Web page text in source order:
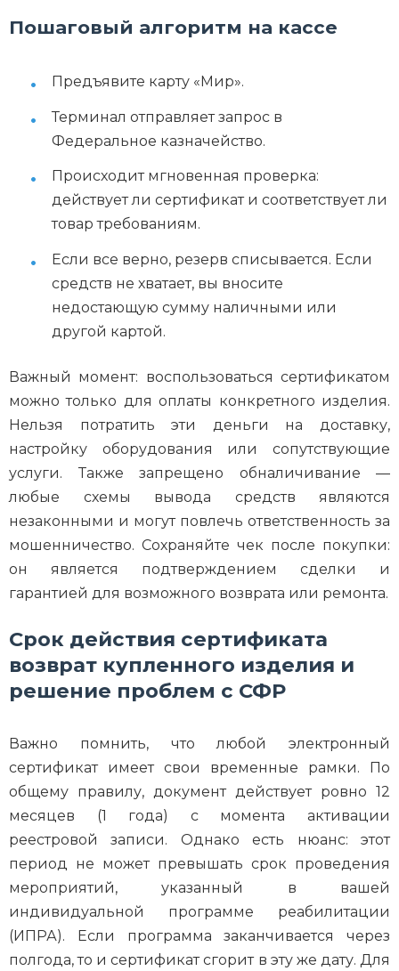
Пошаговый алгоритм на кассе
Предъявите карту «Мир».
Терминал отправляет запрос в
Федеральное казначейство.
Происходит мгновенная проверка:
действует ли сертификат и соответствует ли
товар требованиям.
Если все верно, резерв списывается. Если
средств не хватает, вы вносите
недостающую сумму наличными или
другой картой.
Важный момент: воспользоваться сертификатом
можно только для оплаты конкретного изделия.
Нельзя потратить эти деньги на доставку,
настройку оборудования или сопутствующие
услуги. Также запрещено обналичивание —
любые схемы вывода средств являются
незаконными и могут повлечь ответственность за
мошенничество. Сохраняйте чек после покупки:
он является подтверждением сделки и
гарантией для возможного возврата или ремонта.
Срок действия сертификата
возврат купленного изделия и
решение проблем с СФР
Важно помнить, что любой электронный
сертификат имеет свои временные рамки. По
общему правилу, документ действует ровно 12
месяцев (1 года) с момента активации
реестровой записи. Однако есть нюанс: этот
период не может превышать срок проведения
мероприятий, указанный в вашей
индивидуальной программе реабилитации
(ИПРА). Если программа заканчивается через
полгода, то и сертификат сгорит в эту же дату. Для